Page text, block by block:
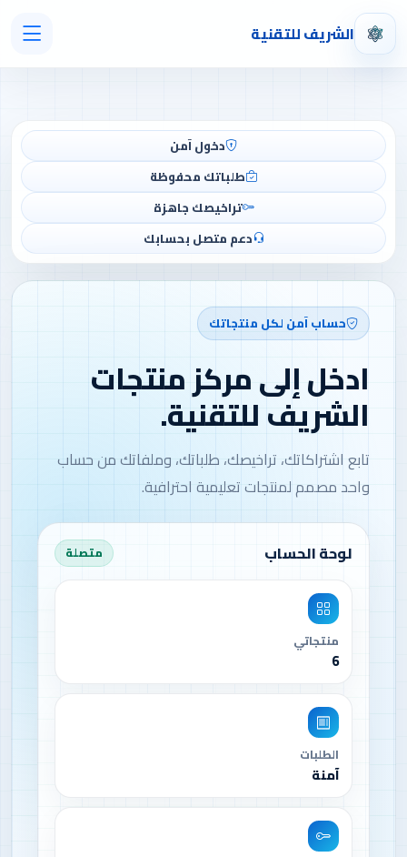
الشريف للتقنية
دخول آمن
طلباتك محفوظة
تراخيصك جاهزة
دعم متصل بحسابك
حساب آمن لكل منتجاتك
ادخل إلى مركز منتجات
الشريف للتقنية.
تابع اشتراكاتك، تراخيصك، طلباتك، وملفاتك من حساب
واحد مصمم لمنتجات تعليمية احترافية.
لوحة الحساب متصلة
منتجاتي
6
الطلبات
آمنة